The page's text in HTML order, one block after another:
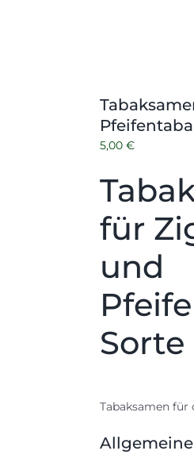
5,00 €
für
und
Sorte
Tabaksamen für